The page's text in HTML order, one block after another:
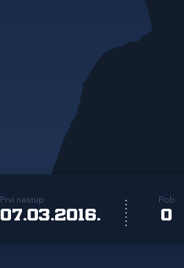
Prvi nastup
07.03.2016.
Pob
0